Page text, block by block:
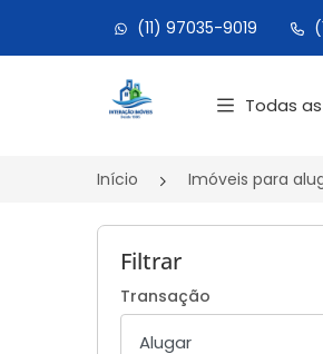
(11) 97035-9019
Página inicial
Todas
Início Imóveis para
Filtrar
Transação